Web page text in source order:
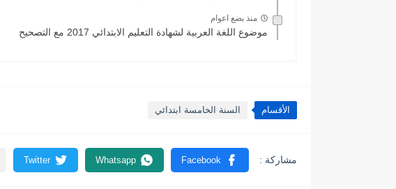
منذ بضع اعوام
موضوع اللغة العربية لشهادة التعليم الابتدائي 2017 مع التصحيح
الأقسام السنة الخامسة ابتدائي